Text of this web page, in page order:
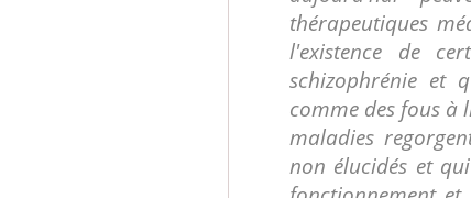
thérapeutiques
l'existence de
schizophrénie et
comme des fous à
maladies
non élucidés et